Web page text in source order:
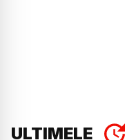
ULTIMELE